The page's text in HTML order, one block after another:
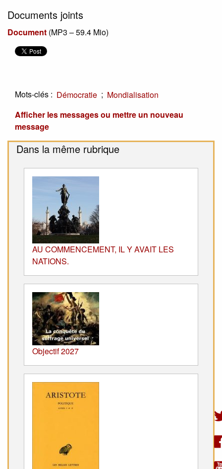
Documents joints
Document (MP3 – 59.4 Mio)
Mots-clés : Démocratie ; Mondialisation
Afficher les messages ou mettre un nouveau
message
Dans la même rubrique
AU COMMENCEMENT, IL Y AVAIT LES
NATIONS.
Objectif 2027